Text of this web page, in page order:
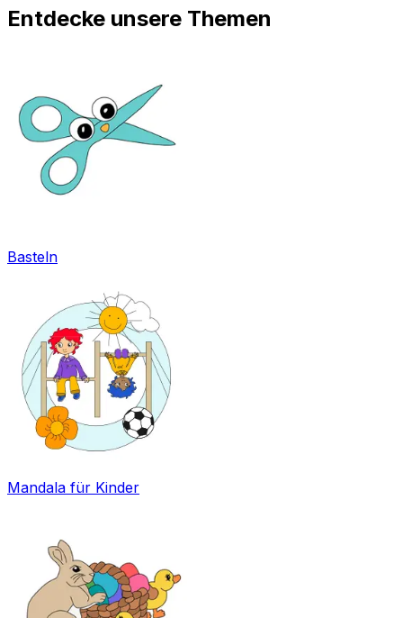
Entdecke unsere Themen
Basteln
Mandala für Kinder